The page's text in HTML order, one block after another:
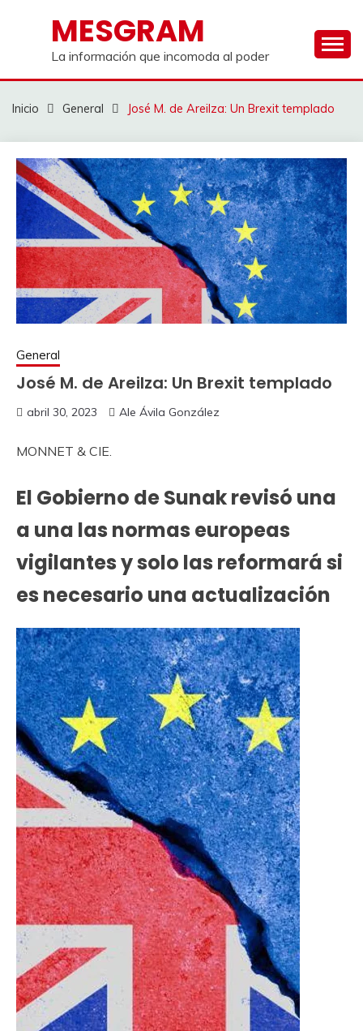
contenidoMESGRAM
La información que incomoda al poder
Inicio General José M. de Areilza: Un Brexit templado
General
José M. de Areilza: Un Brexit templado
abril 30, 2023 Ale Ávila González
MONNET & CIE.
El Gobierno de Sunak revisó una
a una las normas europeas
vigilantes y solo las reformará si
es necesario una actualización